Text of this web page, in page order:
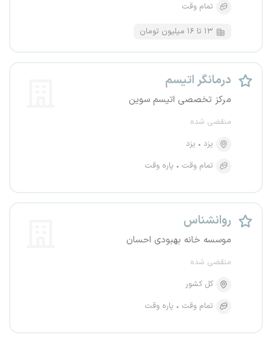
تمام وقت
۱۳ تا ۱۶ میلیون تومان
درمانگر اتیسم
مرکز تخصصی اتیسم سوین
منقضی شده
یزد
یزد
تمام وقت
پاره وقت
روانشناس
موسسه خانه بهبودی احسان
منقضی شده
کل کشور
تمام وقت
پاره وقت